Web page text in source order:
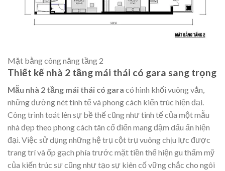
Mặt bằng công năng tầng 2
Thiết kế nhà 2 tầng mái thái có gara sang trọng
Mẫu nhà 2 tầng mái thái có gara có hình khối vuông vắn,
những đường nét tinh tế và phong cách kiến trúc hiện đại.
Công trình toát lên sự bề thế cũng như tinh tế của một mẫu
nhà đẹp theo phong cách tân cổ điển mang đậm dấu ấn hiện
đại. Việc sử dụng những hệ trụ cột trụ vuông chịu lực được
trang trí và ốp gạch phía trước mặt tiền thể hiện gu thẩm mỹ
của kiến trúc sư cũng như tạo sự kiên cố vững chắc cho ngôi